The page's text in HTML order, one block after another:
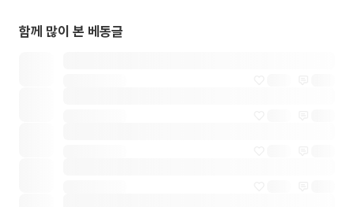
함께 많이 본 베동글